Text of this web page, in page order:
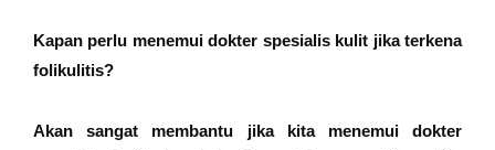
Kapan perlu menemui dokter spesialis kulit jika terkena
folikulitis?
Akan sangat membantu jika kita menemui dokter